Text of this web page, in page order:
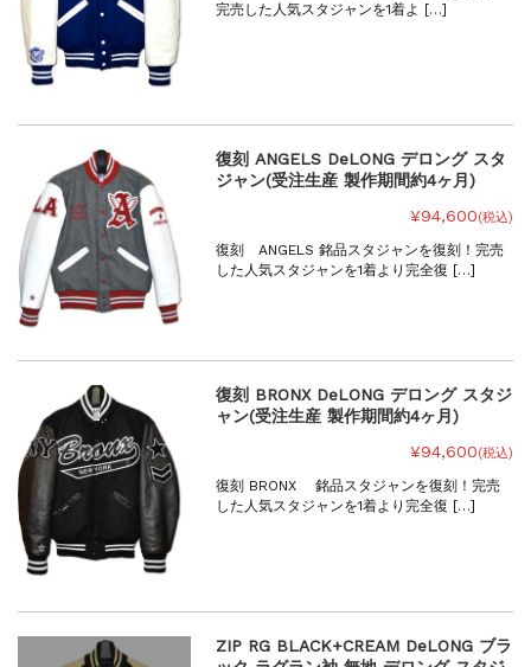
完売した人気スタジャンを1着よ […]
復刻 ANGELS DeLONG デロング スタ
ジャン(受注生産 製作期間約4ヶ月)
¥94,600(税込)
復刻 ANGELS 銘品スタジャンを復刻！完売
した人気スタジャンを1着より完全復 […]
復刻 BRONX DeLONG デロング スタジ
ャン(受注生産 製作期間約4ヶ月)
¥94,600(税込)
復刻 BRONX 銘品スタジャンを復刻！完売
した人気スタジャンを1着より完全復 […]
ZIP RG BLACK+CREAM DeLONG ブラ